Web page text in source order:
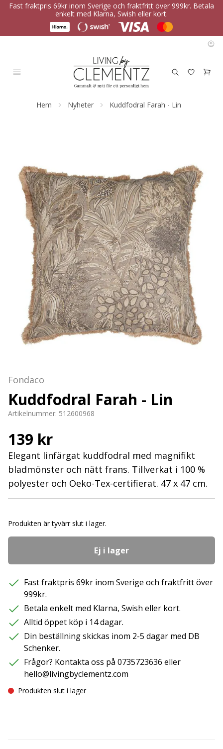
Fast fraktpris 69kr inom Sverige och fraktfritt över 999kr. Betala
enkelt med Klarna, Swish eller kort.
Hem Nyheter Kuddfodral Farah - Lin
Fondaco
Kuddfodral Farah - Lin
Artikelnummer: 512600968
139 kr
Elegant linfärgat kuddfodral med magnifikt
bladmönster och nätt frans. Tillverkat i 100 %
polyester och Oeko-Tex-certifierat. 47 x 47 cm.
Produkten är tyvärr slut i lager.
Ej i lager
Fast fraktpris 69kr inom Sverige och fraktfritt över
999kr.
Betala enkelt med Klarna, Swish eller kort.
Alltid öppet köp i 14 dagar.
Din beställning skickas inom 2-5 dagar med DB
Schenker.
Frågor? Kontakta oss på 0735723636 eller
hello@livingbyclementz.com
Produkten slut i lager